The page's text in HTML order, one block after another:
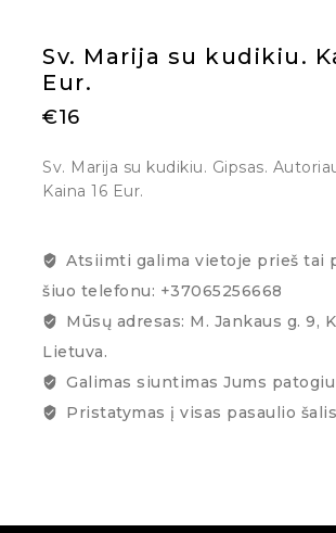
Sv. Marija su kudikiu.
Eur.
€16
Sv. Marija su kudikiu. Gipsas.
Kaina 16 Eur.
Atsiimti galima vietoje prieš tai
šiuo telefonu: +37065256668
Mūsų adresas: M. Jankaus g. 9,
Lietuva.
Galimas siuntimas Jums
Pristatymas į visas pasaulio